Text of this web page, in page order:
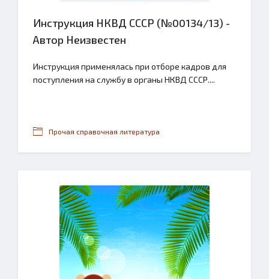
Инструкция НКВД СССР (№00134/13) -
Автор Неизвестен
Инструкция применялась при отборе кадров для
поступления на службу в органы НКВД СССР....
Прочая справочная литература